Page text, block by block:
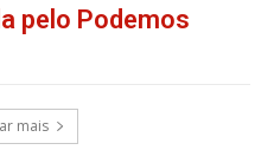
pelo Podemos
mais